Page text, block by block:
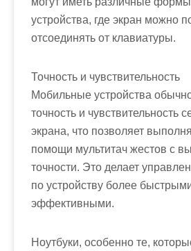
устройства, где экран можно
отсоединять от клавиатуры.
Точность и чувствительность
Мобильные устройства
точность и чувствительность
экрана, что позволяет
помощи мультитач жестов с
точности. Это делает
по устройству более
эффективными.
Ноутбуки, особенно те,